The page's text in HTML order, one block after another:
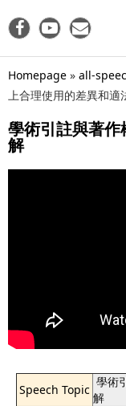
Homepage » all-
上合理使用的差異和適
學術引註與著作
解
Speech Topic
學術
解